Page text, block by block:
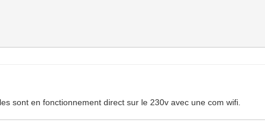
sont en fonctionnement direct sur le 230v avec une com wifi.